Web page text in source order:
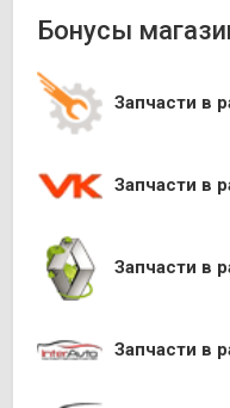
Бонусы
Запчасти в
Запчасти в
Запчасти в
Запчасти в